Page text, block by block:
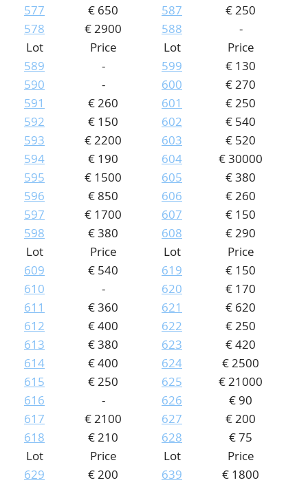
577
€ 650
578
€ 2900
587
€ 250
588
-
Lot
Price
589
-
590
-
591
€ 260
592
€ 150
593
€ 2200
594
€ 190
595
€ 1500
596
€ 850
597
€ 1700
598
€ 380
Lot
Price
599
€ 130
600
€ 270
601
€ 250
602
€ 540
603
€ 520
604
€ 30000
605
€ 380
606
€ 260
607
€ 150
608
€ 290
Lot
Price
609
€ 540
610
-
611
€ 360
612
€ 400
613
€ 380
614
€ 400
615
€ 250
616
-
617
€ 2100
618
€ 210
Lot
Price
619
€ 150
620
€ 170
621
€ 620
622
€ 250
623
€ 420
624
€ 2500
625
€ 21000
626
€ 90
627
€ 200
628
€ 75
Lot
Price
629
€ 200
Lot
Price
639
€ 1800